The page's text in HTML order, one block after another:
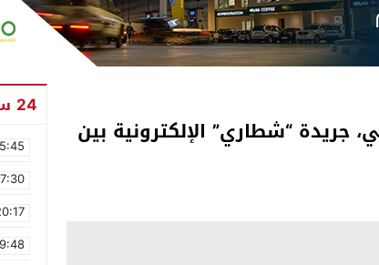
جريدة “شطاري” الإلكترونية بين
24 ساعة